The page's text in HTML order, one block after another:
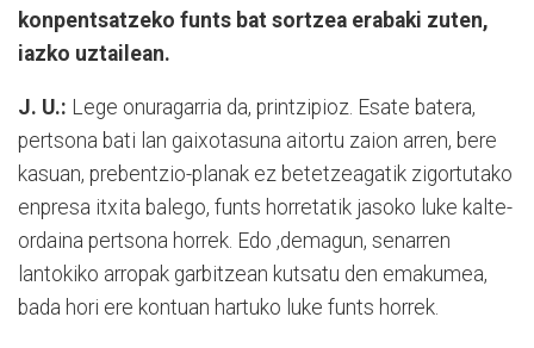
konpentsatzeko funts bat sortzea erabaki zuten,
iazko uztailean.
J. U.: Lege onuragarria da, printzipioz. Esate batera,
pertsona bati lan gaixotasuna aitortu zaion arren, bere
kasuan, prebentzio-planak ez betetzeagatik zigortutako
enpresa itxita balego, funts horretatik jasoko luke kalte-
ordaina pertsona horrek. Edo ,demagun, senarren
lantokiko arropak garbitzean kutsatu den emakumea,
bada hori ere kontuan hartuko luke funts horrek.